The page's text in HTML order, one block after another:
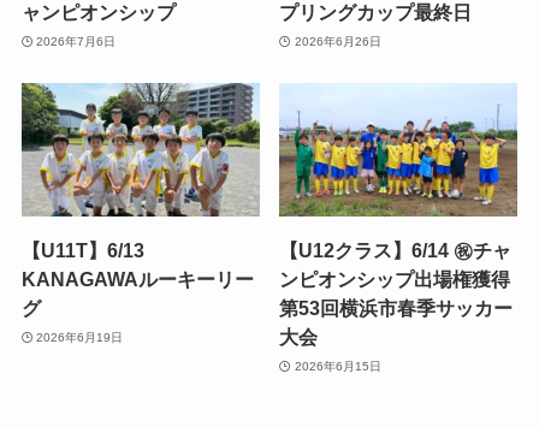
ャンピオンシップ
2026年7月6日
プリングカップ最終日
2026年6月26日
【U11T】6/13
KANAGAWAルーキーリー
グ
2026年6月19日
【U12クラス】6/14 ㊗️チャ
ンピオンシップ出場権獲得
第53回横浜市春季サッカー
大会
2026年6月15日